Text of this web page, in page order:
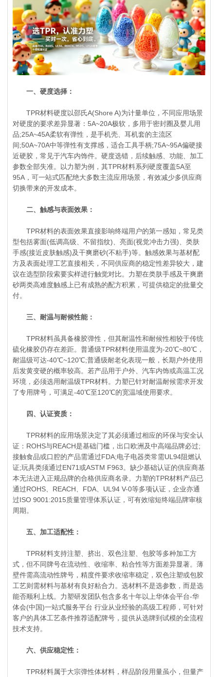
一、硬度选择：
TPR材料硬度以邵氏A(Shore A)为计量单位，不同应用场景
对硬度的要求差异显著：5A~20A极软，多用于密封圈及婴儿用
品;25A~45A柔软有弹性，是手机壳、耳机套的主流区
间;50A~70A中等弹性有支撑感，适合工具手柄;75A~95A偏硬接
近硬胶，常见于汽车内饰件。硬度选错，后续触感、功能、加工
参数全部失准。以力塑为例，其TPR材料系列硬度覆盖5A至
95A，可一站式匹配绝大多数主流应用场景，有效减少多供应商
切换带来的开发成本。
二、触感与表面效果：
TPR材料的表面效果直接影响终端用户的第一感知，常见类
型包括雾面(低调高级、不留指纹)、亮面(视觉冲击力强)、类肤
手感(接近皮肤触感)及干爽磨砂(不粘手)等。触感效果与基材配
方及表面处理工艺直接相关，不同供应商的稳定性差异较大，建
议在选型阶段索要实样进行触觉对比。力塑在类肤手感及干爽磨
砂两类高难度触感上已有成熟的配方积累，可提供稳定的批量交
付。
三、耐温与耐候性能：
TPR材料虽具备橡胶弹性，但其耐温性和耐候性相较于传统
硫化橡胶仍存在差距。普通级TPR材料使用温度为-20℃~80℃，
耐温级可达-40℃~120℃;普通级耐老化表现一般，长期户外使用
后发黄变硬的概率较高。若产品用于户外、汽车内饰或高温工况
环境，必须选用耐温级TPR材料。力塑已针对耐温耐候需求开发
了专用牌号，可满足-40℃至120℃的宽温域使用要求。
四、认证资质：
TPR材料的应用场景决定了其必须通过相应的环保与安全认
证：ROHS与REACH是基础门槛，出口欧洲及中高端品牌必过;
接触食品或口腔的产品需通过FDA;电子电器类常需UL94阻燃认
证;玩具类须通过EN71或ASTM F963。缺少基础认证的供应商基
本无法进入正规品牌的合格供应商名录。力塑的TPR材料产品已
通过ROHS、REACH、FDA、UL94 V-0等多项认证，企业亦通
过ISO 9001:2015质量管理体系认证，可有效缩短终端品牌审核
周期。
五、加工适配性：
TPR材料支持注塑、挤出、双色注塑、包胶等多种加工方
式，但不同牌号在流动性、收缩率、粘合性等方面差异显著。薄
壁件需高流动性牌号，精度件要求收缩率稳定，双色注塑或包胶
工艺则需材料与基材有良好粘合力。选材料不是选参数，而是选
能否顺利上线。力塑研发团队包含多名十年以上华体会平台-华
体会(中国)一站式服务平台 行业从业经验的高级工程师，可针对
客户的具体工艺条件推荐适配牌号，提供从选牌到试模的全流程
技术支持。
六、供应稳定性：
TPR材料属于大宗弹性体材料，样品阶段用量虽小，但量产